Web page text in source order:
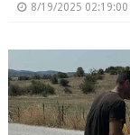
8/19/2025 02:19:00